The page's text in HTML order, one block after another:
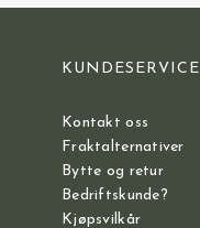
KUNDESERVICE
Kontakt oss
Fraktalternativer
Bytte og retur
Bedriftskunde?
Kjøpsvilkår